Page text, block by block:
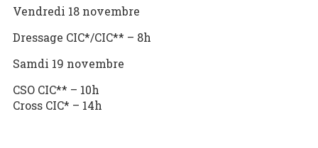
Vendredi 18 novembre
Dressage CIC*/CIC** – 8h
Samdi 19 novembre
CSO CIC** – 10h
Cross CIC* – 14h